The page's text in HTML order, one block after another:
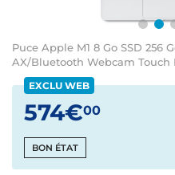
Puce Apple M1 8 Go SSD 256
AX/Bluetooth Webcam Touch
EXCLU WEB
574€00
BON ÉTAT